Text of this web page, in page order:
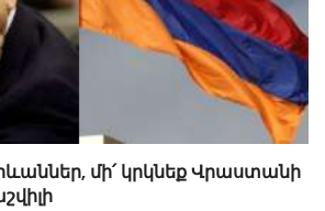
մի՛ կրկնեք Վրաստանի